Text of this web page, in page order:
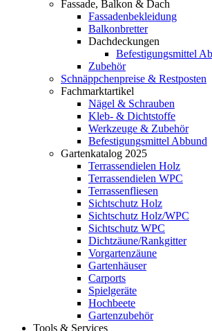
Fassade, Balkon & Dach
Fassadenbekleidung
Balkonbretter
Dachdeckungen
Befestigungsmittel
Zubehör
Schnäppchenpreise & Restposten
Fachmarktartikel
Nägel & Schrauben
Kleb- & Dichtstoffe
Werkzeuge & Zubehör
Befestigungsmittel Abbund
Gartenkatalog 2025
Terrassendielen Holz
Terrassendielen WPC
Terrassenfliesen
Sichtschutz Holz
Sichtschutz Holz/WPC
Sichtschutz WPC
Dichtzäune/Rankgitter
Vorgartenzäune
Gartenhäuser
Carports
Spielgeräte
Hochbeete
Gartenzubehör
Tools & Services